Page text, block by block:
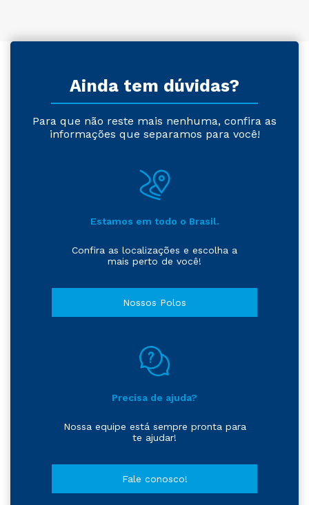
Ainda tem dúvidas?
Para que não reste mais nenhuma, confira as
informações que separamos para você!
Estamos em todo o Brasil.
Confira as localizações e escolha a
mais perto de você!
Nossos Polos
Precisa de ajuda?
Nossa equipe está sempre pronta para
te ajudar!
Fale conosco!